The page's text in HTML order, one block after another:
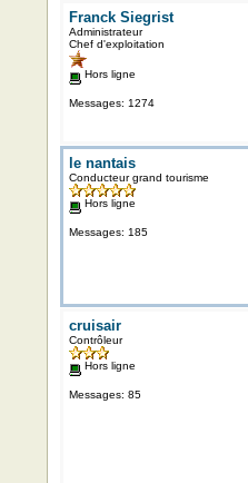
Franck Siegrist
Administrateur
Chef d'exploitation
Hors ligne
Messages: 1274
le nantais
Conducteur grand tourisme
Hors ligne
Messages: 185
cruisair
Contrôleur
Hors ligne
Messages: 85